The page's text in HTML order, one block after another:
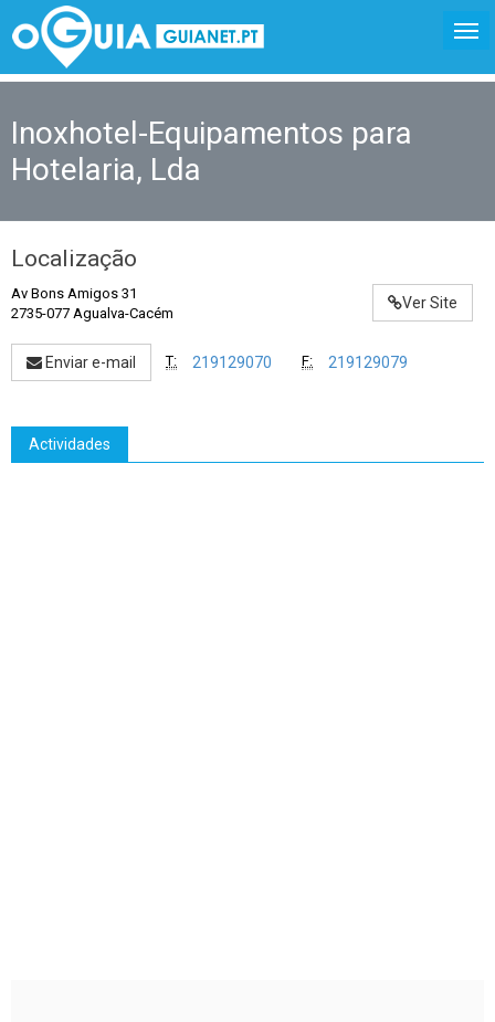
Inoxhotel-Equipamentos para
Hotelaria, Lda
Localização
Ver Site
Av Bons Amigos 31
2735-077 Agualva-Cacém
Enviar e-mail T: 219129070 F: 219129079
Actividades